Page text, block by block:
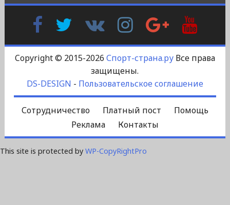
FacebookTwitter
Контакте
InstagramGoogle
Plus
Copyright © 2015-2026 Спорт-страна.руВсе права
защищены.
DS-DESIGN - Пользовательское соглашение
Сотрудничество Платный пост
Помощь
Реклама
Контакты
This site is protected by WP-CopyRightPro